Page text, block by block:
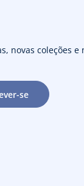
novas coleções e
se